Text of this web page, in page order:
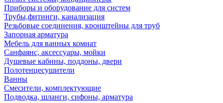
Приборы и оборудование для систем
Трубы,фитинги, канализация
Резьбовые соединения, кронштейны для труб
Запорная арматура
Мебель для ванных комнат
Санфаянс, аксессуары, мойки
Душевые кабины, поддоны, двери
Полотенцесушители
Ванны
Смесители, комплектующие
Подводка, шланги, сифоны, арматура